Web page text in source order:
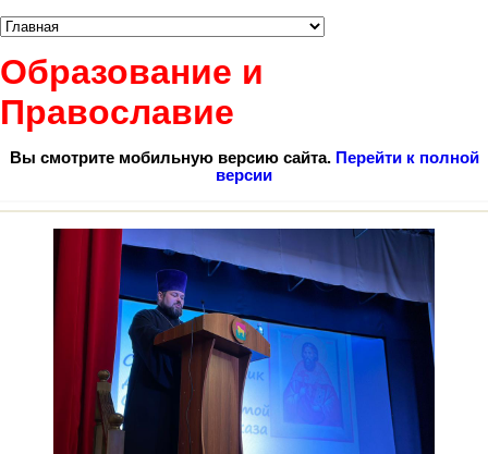
Образование и
Православие
Вы смотрите мобильную версию сайта. Перейти к полной
версии